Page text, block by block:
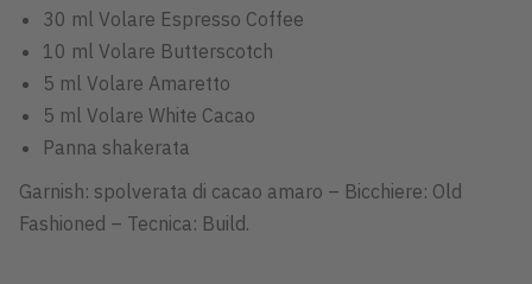
30 ml Volare Espresso Coffee
10 ml Volare Butterscotch
5 ml Volare Amaretto
5 ml Volare White Cacao
Panna shakerata
Garnish: spolverata di cacao amaro – Bicchiere: Old
Fashioned – Tecnica: Build.